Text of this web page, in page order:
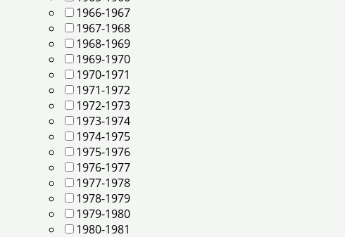
1966-1967
1967-1968
1968-1969
1969-1970
1970-1971
1971-1972
1972-1973
1973-1974
1974-1975
1975-1976
1976-1977
1977-1978
1978-1979
1979-1980
1980-1981